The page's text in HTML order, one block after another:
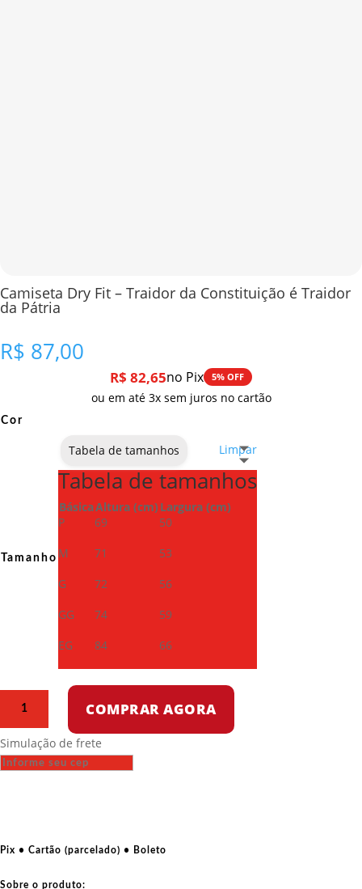
Camiseta Dry Fit – Traidor da Constituição é Traidor
da Pátria
R$ 87,00
R$ 82,65no Pix 5% OFF
ou em até 3x sem juros no cartão
Cor
Tamanho
Limpar
Tabela de tamanhos
Tabela de tamanhos
BásicaAltura (cm) Largura (cm)
P
69
50
M
71
53
G
72
56
GG
74
59
EG
84 66
-
Traidor
Traidor
Pátria
COMPRAR AGORA
Simulação de frete
Pix • Cartão (parcelado) • Boleto
Sobre o produto: